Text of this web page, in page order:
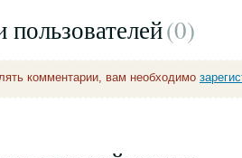
(0)
комментарии, вам необходимо